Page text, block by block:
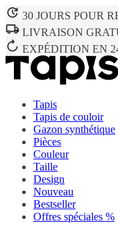
30 JOURS POUR
LIVRAISON
EXPÉDITION EN
Tapis
Tapis de couloir
Gazon synthétique
Pièces
Couleur
Taille
Design
Nouveau
Bestseller
Offres spéciales %